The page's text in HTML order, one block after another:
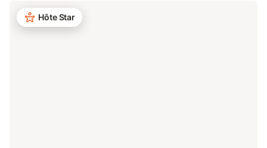
Hôte Star